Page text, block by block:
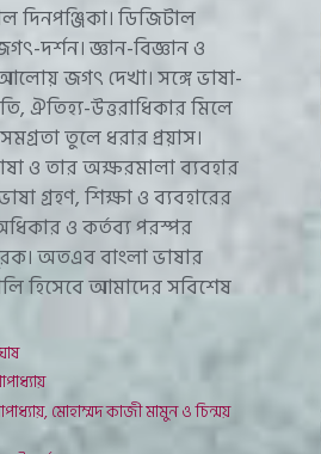
দিনপঞ্জিকা। ডিজিটাল
দর্শন। জ্ঞান-বিজ্ঞান ও
আলোয় জগৎ দেখা। সঙ্গে ভাষা-
ঐতিহ্য-উত্তরাধিকার মিলে
তুলে ধরার প্রয়াস।
ও তার অক্ষরমালা ব্যবহার
গ্রহণ, শিক্ষা ও ব্যবহারের
ও কর্তব্য পরস্পর
অতএব বাংলা ভাষার
হিসেবে আমাদের সবিশেষ
মোহাম্মদ কাজী মামুন ও চিন্ময়